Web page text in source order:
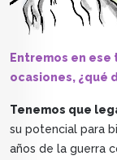
Entremos en ese
ocasiones, ¿qué
Tenemos que
su potencial para
años de la guerra